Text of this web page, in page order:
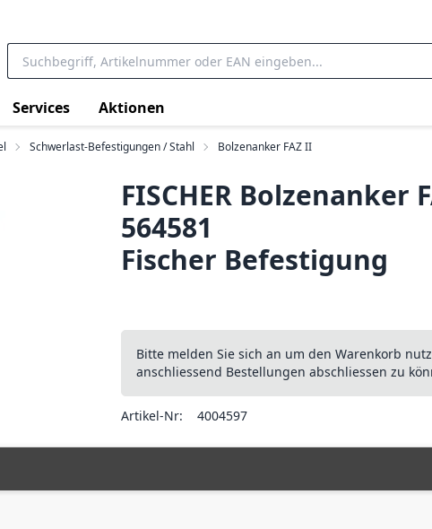
Services Aktionen
Schwerlast-Befestigungen / Stahl Bolzenanker FAZ II
FISCHER Bolzenanker
564581
Fischer Befestigung
Bitte melden Sie sich an um den Warenkorb
anschliessend Bestellungen abschliessen zu
Artikel-Nr: 4004597